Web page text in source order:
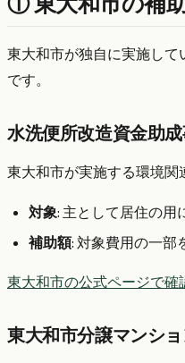
東大和市が独自に実施し
です。
水洗便所改造資金助
東大和市が実施する環境関
対象: 主として居住の用
補助額: 対象費用の一部
東大和市の公式ページで確
東大和市分譲マンシ